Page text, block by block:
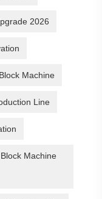
2026
Machine
Line
Machine